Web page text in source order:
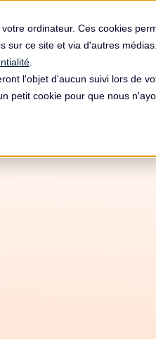
ordinateur. Ces cookies
sur ce site et via d'autres
l'objet d'aucun suivi lors de
petit cookie pour que nous
Produits